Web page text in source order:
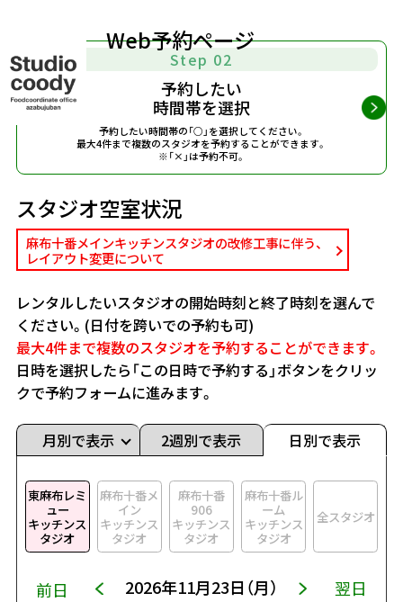
Web予約ページ
Step 02
予約したい
時間帯を選択
予約したい時間帯の「○」を選択してください。
最大4件まで複数のスタジオを予約することができます。
※「×」は予約不可。
スタジオ空室状況
麻布十番メインキッチンスタジオの改修工事に伴う、
レイアウト変更について
レンタルしたいスタジオの開始時刻と終了時刻を選んで
ください。(日付を跨いでの予約も可)
最大4件まで複数のスタジオを予約することができます。
日時を選択したら「この日時で予約する」ボタンをクリッ
クで予約フォームに進みます。
月別で表示 2週別で表示 日別で表示
東麻布レミ
ュー
キッチンス
タジオ
麻布十番メ
イン
キッチンス
タジオ
麻布十番
906
キッチンス
タジオ
麻布十番ル
ーム
キッチンス
タジオ
全スタジオ
前日 2026年11月23日（月） 翌日